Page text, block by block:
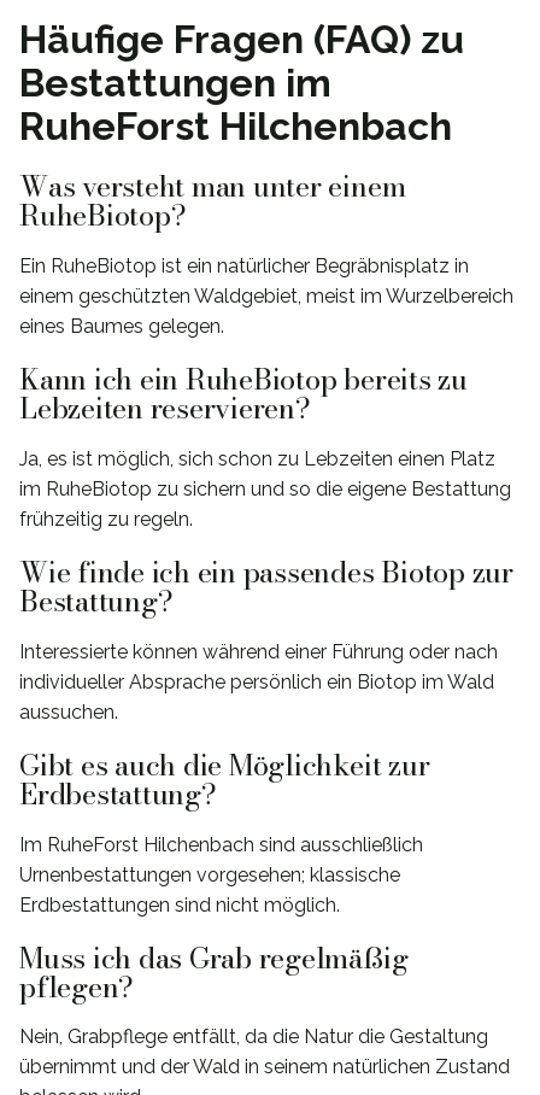
Häufige Fragen (FAQ) zu
Bestattungen im
RuheForst Hilchenbach
Was versteht man unter einem
RuheBiotop?
Ein RuheBiotop ist ein natürlicher Begräbnisplatz in
einem geschützten Waldgebiet, meist im Wurzelbereich
eines Baumes gelegen.
Kann ich ein RuheBiotop bereits zu
Lebzeiten reservieren?
Ja, es ist möglich, sich schon zu Lebzeiten einen Platz
im RuheBiotop zu sichern und so die eigene Bestattung
frühzeitig zu regeln.
Wie finde ich ein passendes Biotop zur
Bestattung?
Interessierte können während einer Führung oder nach
individueller Absprache persönlich ein Biotop im Wald
aussuchen.
Gibt es auch die Möglichkeit zur
Erdbestattung?
Im RuheForst Hilchenbach sind ausschließlich
Urnenbestattungen vorgesehen; klassische
Erdbestattungen sind nicht möglich.
Muss ich das Grab regelmäßig
pflegen?
Nein, Grabpflege entfällt, da die Natur die Gestaltung
übernimmt und der Wald in seinem natürlichen Zustand